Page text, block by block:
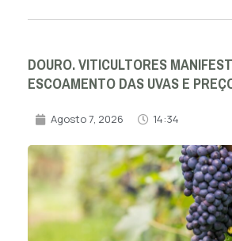
DOURO. VITICULTORES
ESCOAMENTO DAS UVAS E
Agosto 7, 2026 14:34